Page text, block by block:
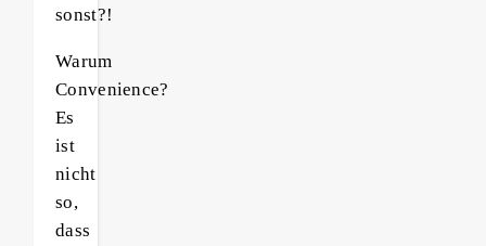
sonst?!
Warum
Convenience?
Es
ist
nicht
so,
dass